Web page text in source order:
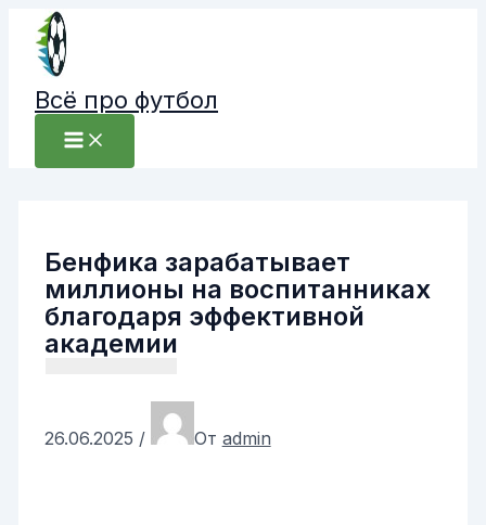
Перейти
содержимому
Всё про футбол
Бенфика зарабатывает
миллионы на воспитанниках
благодаря эффективной
академии
26.06.2025 / От admin